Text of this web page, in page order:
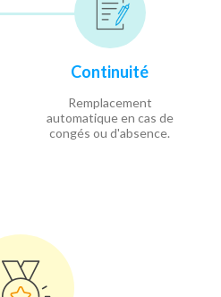
Continuité
Remplacement
automatique en cas de
congés ou d'absence.